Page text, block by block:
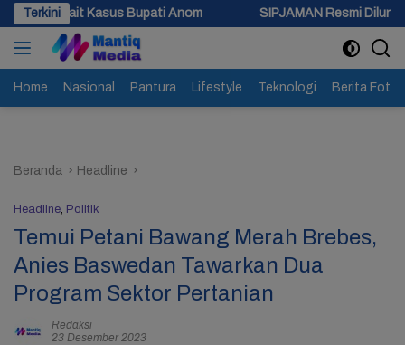
Langsung
ke
konten
Terkini
Bupati Anom SIPJAMAN Resmi Diluncurkan, Pemkab
Home Nasional Pantura Lifestyle Teknologi Berita Foto
Beranda Headline
Headline, Politik
Temui Petani Bawang Merah Brebes,
Anies Baswedan Tawarkan Dua
Program Sektor Pertanian
Redaksi
23 Desember 2023